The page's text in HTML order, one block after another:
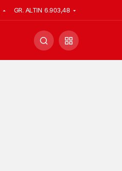
GR. ALTIN 6.903,48